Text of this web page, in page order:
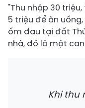
"Thu nhập 30
5 triệu để ăn
ốm đau tại đất
nhà, đó là một
Khi thu